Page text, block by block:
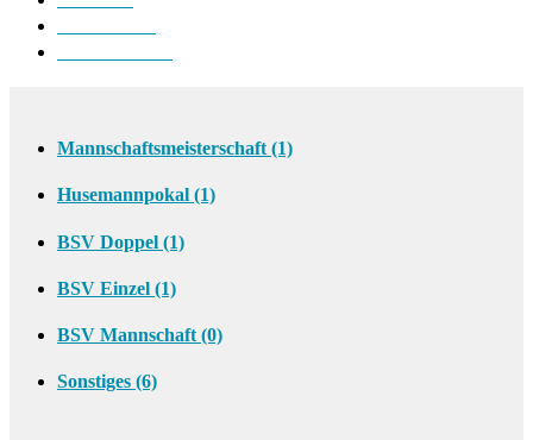
Saison 2012/13
Saison 2011/12
Saison 2025/2026
Registrieren
BSV 2018/2019
Mannschaftsmeisterschaft (1)
Husemannpokal (1)
BSV Doppel (1)
BSV Einzel (1)